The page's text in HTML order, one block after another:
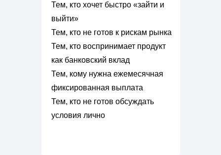
Тем, кто хочет быстро «зайти и
выйти»
Тем, кто не готов к рискам рынка
Тем, кто воспринимает продукт
как банковский вклад
Тем, кому нужна ежемесячная
фиксированная выплата
Тем, кто не готов обсуждать
условия лично